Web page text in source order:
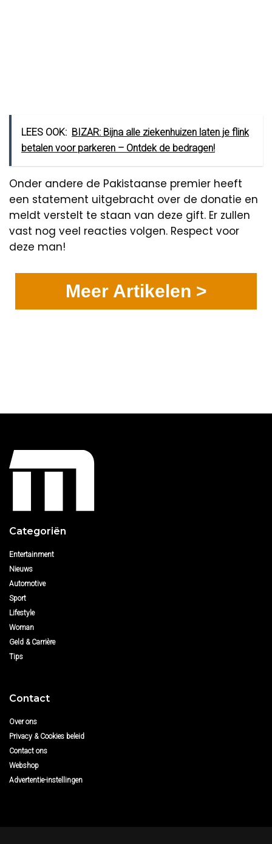
LEES OOK: BIZAR: Bijna alle ziekenhuizen laten je flink
betalen voor parkeren – Ontdek de bedragen!
Onder andere de Pakistaanse premier heeft
een statement uitgebracht over de donatie en
meldt verstelt te staan van deze gift. Er zullen
vast nog veel reacties volgen. Respect voor
deze man!
Meer Artikelen >
Categoriën
Entertainment
Nieuws
Automotive
Sport
Lifestyle
Woman
Geld & Carrière
Tips
Contact
Over ons
Privacy & Cookies beleid
Contact ons
Webshop
Advertentie-instellingen